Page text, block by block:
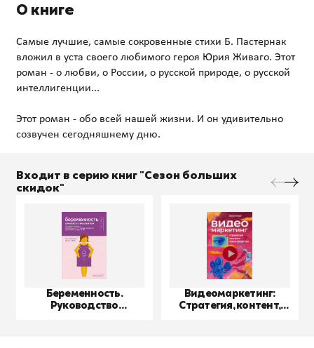
О книге
Самые лучшие, самые сокровенные стихи Б. Пастернак
вложил в уста своего любимого героя Юрия Живаго. Этот
роман - о любви, о России, о русской природе, о русской
интеллигенции...
Этот роман - обо всей нашей жизни. И он удивительно
Входит в серию книг "Сезон больших
скидок"
Беременность.
Руководство
Видеомаркетинг:
Стратегия, контент,